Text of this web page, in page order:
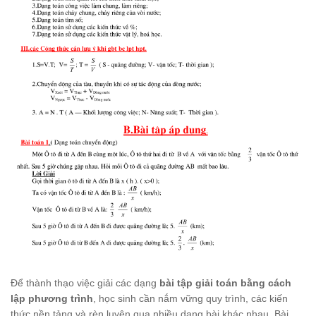
Để thành thạo việc giải các dạng bài tập giải toán bằng cách
lập phương trình , học sinh cần nắm vững quy trình, các kiến
thức nền tảng và rèn luyện qua nhiều dạng bài khác nhau. Bài